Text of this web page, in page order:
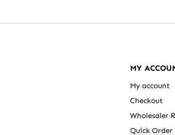
MY
My account
Checkout
Wholesaler
Quick Order